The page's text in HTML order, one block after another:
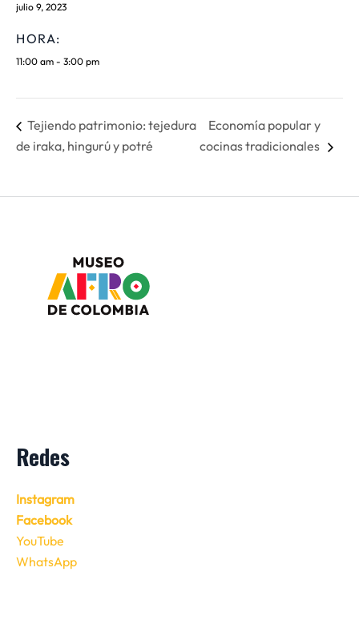
julio 9, 2023
HORA:
11:00 am - 3:00 pm
Tejiendo patrimonio: tejedura
de iraka, hingurú y potré
Economía popular y
cocinas tradicionales
Redes
Instagram
Facebook
YouTube
WhatsApp